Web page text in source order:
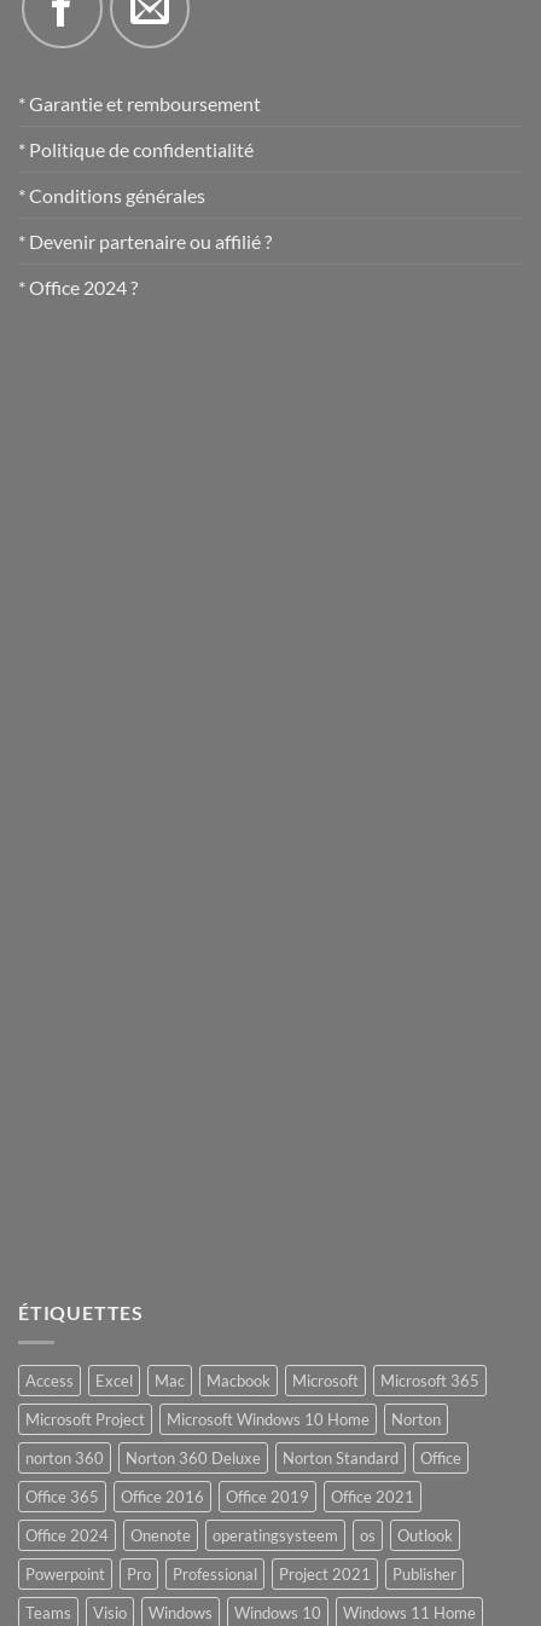
* Garantie et remboursement
* Politique de confidentialité
* Conditions générales
* Devenir partenaire ou affilié ?
* Office 2024 ?
ÉTIQUETTES
Access Excel Mac Macbook Microsoft
Microsoft 365
Microsoft Project
Microsoft Windows 10 Home
Norton
norton 360
Norton 360 Deluxe Norton Standard
Office
Office 365
Office 2016 Office 2019
Office 2021
Office 2024
Onenote operatingsysteem os
Outlook
Powerpoint
Pro Professional Project 2021
Publisher
Teams
Visio Windows Windows 10 Windows 11 Home